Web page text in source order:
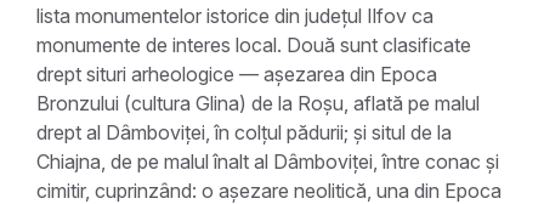
lista monumentelor istorice din județul Ilfov ca
monumente de interes local. Două sunt clasificate
drept situri arheologice — așezarea din Epoca
Bronzului (cultura Glina) de la Roșu, aflată pe malul
drept al Dâmboviței, în colțul pădurii; și situl de la
Chiajna, de pe malul înalt al Dâmboviței, între conac și
cimitir, cuprinzând: o așezare neolitică, una din Epoca